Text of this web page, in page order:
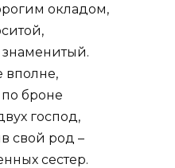
окладом,
вполне,
броне
господ,
свой род –
сестер.